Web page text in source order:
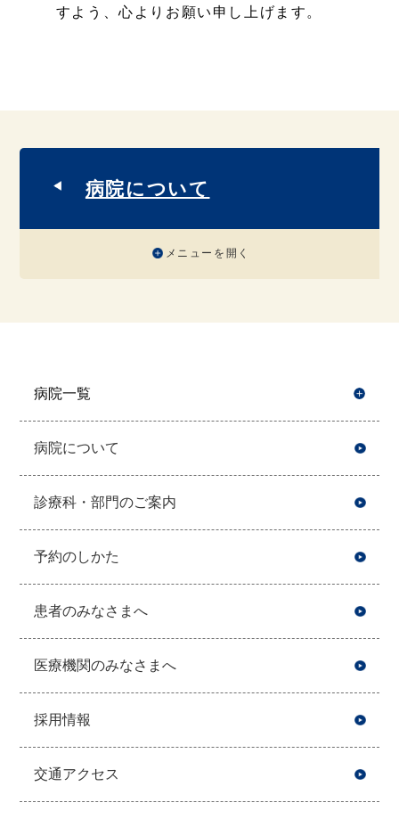
すよう、心よりお願い申し上げます。
病院について
メニューを開く
病院一覧
病院について
診療科・部門のご案内
予約のしかた
患者のみなさまへ
医療機関のみなさまへ
採用情報
交通アクセス